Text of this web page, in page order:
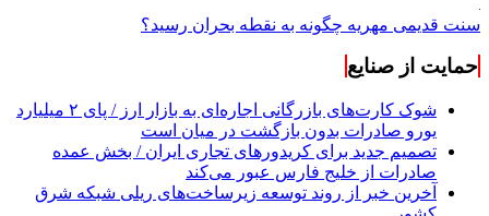
سنت قدیمی مهریه چگونه به نقطه بحران رسید؟
حمایت از صنایع
شوک کارت‌های بازرگانی اجاره‌ای به بازار ارز / پای ۲ میلیارد
یورو صادرات بدون بازگشت در میان است
تصمیم جدید برای کریدورهای تجاری ایران / بخش عمده
صادرات از خلیج فارس عبور می‌کند
آخرین خبر از روند توسعه زیرساخت‌های ریلی شبکه شرق